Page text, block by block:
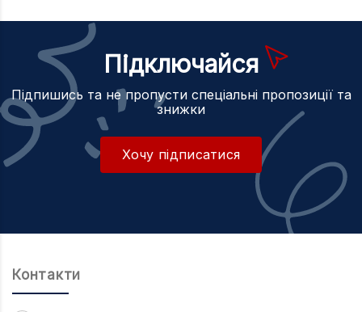
Підключайся
Підпишись та не пропусти спеціальні пропозиції та
знижки
Хочу підписатися
Контакти